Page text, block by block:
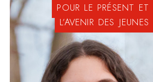
POUR LE PRÉSENT ET
L’AVENIR DES JEUNES